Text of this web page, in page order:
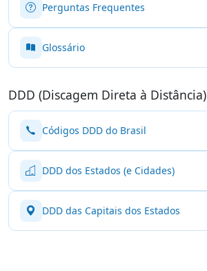
Perguntas Frequentes
Glossário
DDD (Discagem Direta à Distância)
Códigos DDD do Brasil
DDD dos Estados (e Cidades)
DDD das Capitais dos Estados